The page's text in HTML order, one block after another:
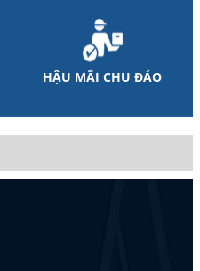
HẬU MÃI CHU ĐÁO